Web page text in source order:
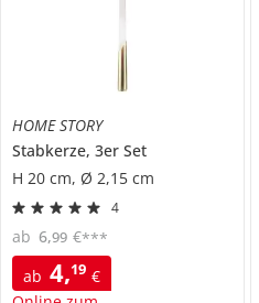
HOME STORY
Stabkerze, 3er Set
H 20 cm, Ø 2,15 cm
4
ab 4,19 €
ab 6,99 €***